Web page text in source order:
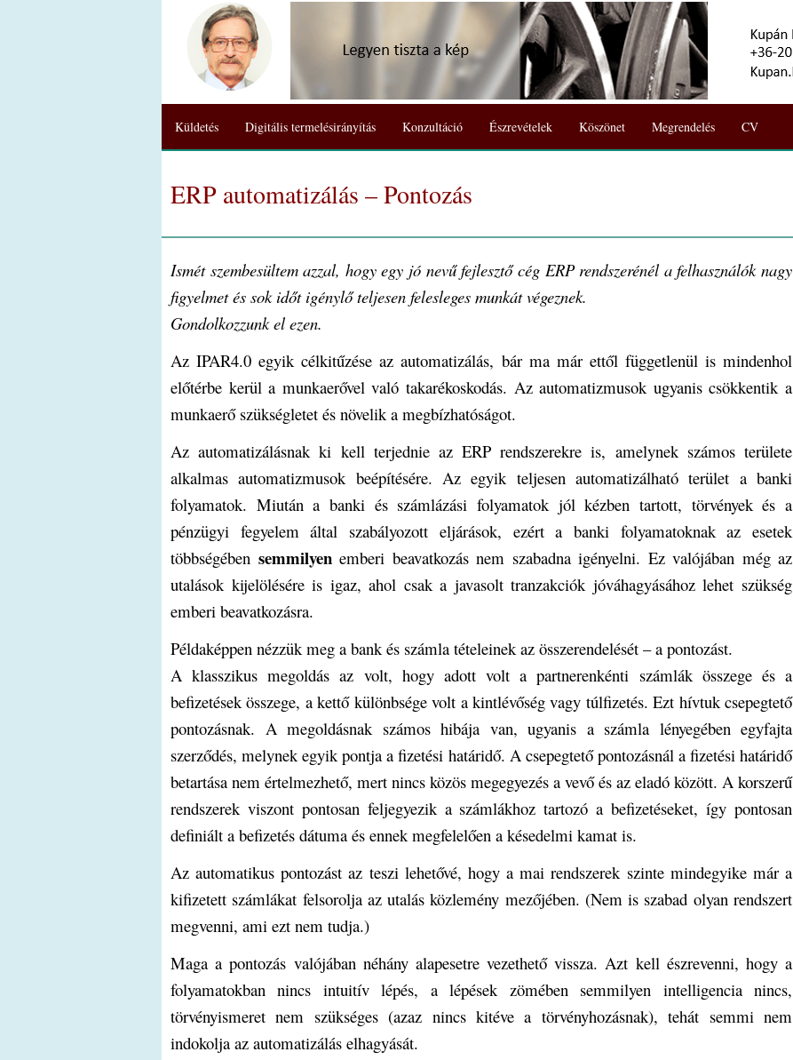
Küldetés Digitális termelésirányítás Konzultáció Észrevételek Köszönet Megrendelés CV
ERP automatizálás – Pontozás
Ismét szembesültem azzal, hogy egy jó nevű fejlesztő cég ERP rendszerénél a felhasználók nagy
figyelmet és sok időt igénylő teljesen felesleges munkát végeznek.
Gondolkozzunk el ezen.
Az IPAR4.0 egyik célkitűzése az automatizálás, bár ma már ettől függetlenül is mindenhol
előtérbe kerül a munkaerővel való takarékoskodás. Az automatizmusok ugyanis csökkentik a
munkaerő szükségletet és növelik a megbízhatóságot.
Az automatizálásnak ki kell terjednie az ERP rendszerekre is, amelynek számos területe
alkalmas automatizmusok beépítésére. Az egyik teljesen automatizálható terület a banki
folyamatok. Miután a banki és számlázási folyamatok jól kézben tartott, törvények és a
pénzügyi fegyelem által szabályozott eljárások, ezért a banki folyamatoknak az esetek
többségében semmilyenemberi beavatkozás nem szabadna igényelni. Ez valójában még az
utalások kijelölésére is igaz, ahol csak a javasolt tranzakciók jóváhagyásához lehet szükség
emberi beavatkozásra.
Példaképpen nézzük meg a bank és számla tételeinek az összerendelését – a pontozást.
A klasszikus megoldás az volt, hogy adott volt a partnerenkénti számlák összege és a
befizetések összege, a kettő különbsége volt a kintlévőség vagy túlfizetés. Ezt hívtuk csepegtető
pontozásnak. A megoldásnak számos hibája van, ugyanis a számla lényegében egyfajta
szerződés, melynek egyik pontja a fizetési határidő. A csepegtető pontozásnál a fizetési határidő
betartása nem értelmezhető, mert nincs közös megegyezés a vevő és az eladó között. A korszerű
rendszerek viszont pontosan feljegyezik a számlákhoz tartozó a befizetéseket, így pontosan
definiált a befizetés dátuma és ennek megfelelően a késedelmi kamat is.
Az automatikus pontozást az teszi lehetővé, hogy a mai rendszerek szinte mindegyike már a
kifizetett számlákat felsorolja az utalás közlemény mezőjében. (Nem is szabad olyan rendszert
megvenni, ami ezt nem tudja.)
Maga a pontozás valójában néhány alapesetre vezethető vissza. Azt kell észrevenni, hogy a
folyamatokban nincs intuitív lépés, a lépések zömében semmilyen intelligencia nincs,
törvényismeret nem szükséges (azaz nincs kitéve a törvényhozásnak), tehát semmi nem
indokolja az automatizálás elhagyását.